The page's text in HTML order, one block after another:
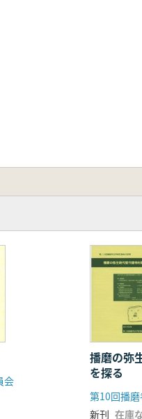
会
播磨の弥
を探る
新刊 在庫